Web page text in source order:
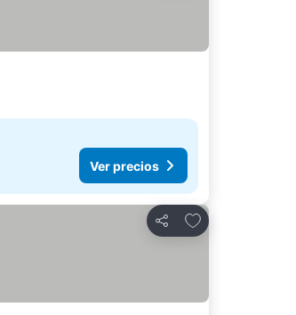
Ver precios
Compartir
Añadir a favoritos